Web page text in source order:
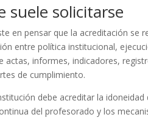
suele solicitarse
en pensar que la acreditación se
entre política institucional,
actas, informes, indicadores,
de cumplimiento.
debe acreditar la
del profesorado y los